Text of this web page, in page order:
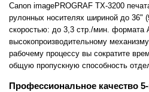
Canon imagePROGRAF TX-3200
рулонных носителях шириной до 36"
скоростью: до 3,3 стр./мин. формата
высокопроизводительному
рабочему процессу вы сократите
общую пропускную способность
Профессиональное качество